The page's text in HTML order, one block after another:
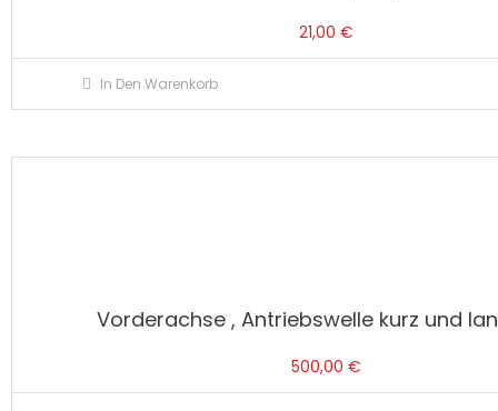
21,00 €
In Den Warenkorb
Vorderachse , Antriebswelle kurz und
500,00 €